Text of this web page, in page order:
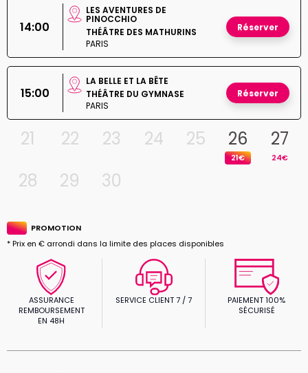
14:00
LES AVENTURES DE
PINOCCHIO
THÉÂTRE DES MATHURINS
PARIS
Réserver
15:00
LA BELLE ET LA BÊTE
THÉÂTRE DU GYMNASE
PARIS
Réserver
21 22 23 24 25 26
21€
27
24€
28 29 30
PROMOTION
* Prix en € arrondi dans la limite des places disponibles
ASSURANCE
REMBOURSEMENT
EN 48H
SERVICE CLIENT 7 / 7
PAIEMENT 100%
SÉCURISÉ